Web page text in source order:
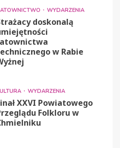
WYDARZENIA
doskonalą
w Rabie
WYDARZENIA
XXVI Powiatowego
Folkloru w